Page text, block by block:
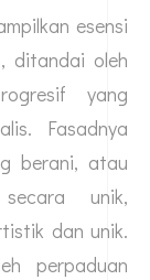
esensi
ditandai oleh
yang
Fasadnya
berani, atau
unik,
dan unik.
perpaduan